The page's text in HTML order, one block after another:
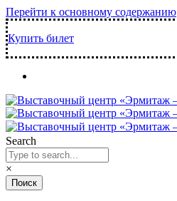
Перейти к основному содержанию
Купить билет
Search
×